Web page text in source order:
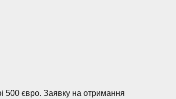
500 євро. Заявку на отримання